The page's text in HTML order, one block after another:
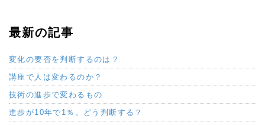
最新の記事
変化の要否を判断するのは？
講座で人は変わるのか？
技術の進歩で変わるもの
進歩が10年で1％。どう判断する？